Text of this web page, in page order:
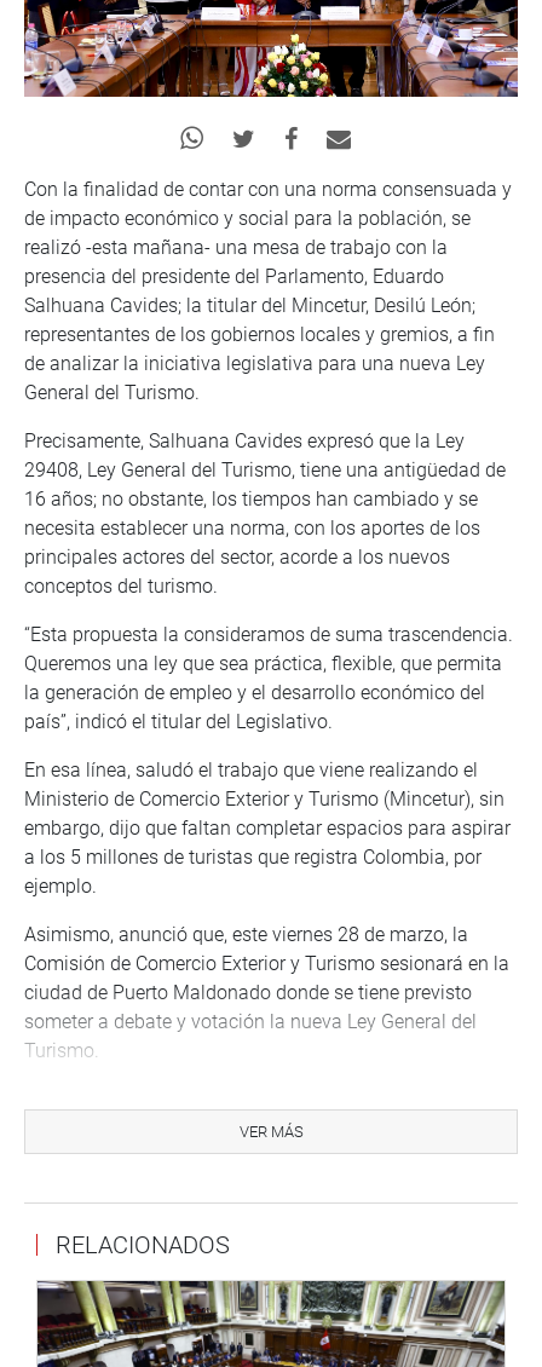
Con la finalidad de contar con una norma consensuada y
de impacto económico y social para la población, se
realizó -esta mañana- una mesa de trabajo con la
presencia del presidente del Parlamento, Eduardo
Salhuana Cavides; la titular del Mincetur, Desilú León;
representantes de los gobiernos locales y gremios, a fin
de analizar la iniciativa legislativa para una nueva Ley
General del Turismo.
Precisamente, Salhuana Cavides expresó que la Ley
29408, Ley General del Turismo, tiene una antigüedad de
16 años; no obstante, los tiempos han cambiado y se
necesita establecer una norma, con los aportes de los
principales actores del sector, acorde a los nuevos
conceptos del turismo.
“Esta propuesta la consideramos de suma trascendencia.
Queremos una ley que sea práctica, flexible, que permita
la generación de empleo y el desarrollo económico del
país”, indicó el titular del Legislativo.
En esa línea, saludó el trabajo que viene realizando el
Ministerio de Comercio Exterior y Turismo (Mincetur), sin
embargo, dijo que faltan completar espacios para aspirar
a los 5 millones de turistas que registra Colombia, por
ejemplo.
Asimismo, anunció que, este viernes 28 de marzo, la
Comisión de Comercio Exterior y Turismo sesionará en la
ciudad de Puerto Maldonado donde se tiene previsto
someter a debate y votación la nueva Ley General del
Turismo.
autora de uno de los proyectos de ley, enfatizó que la
finalidad es contar con una ley que promueva la inversión
turística.
A su vez, la autoridad del Mincetur, Desilú León, destacó
algunos puntos del predictamen que se viene elaborando:
la creación de entes gestores de destinos, la recuperación
VER MÁS
RELACIONADOS